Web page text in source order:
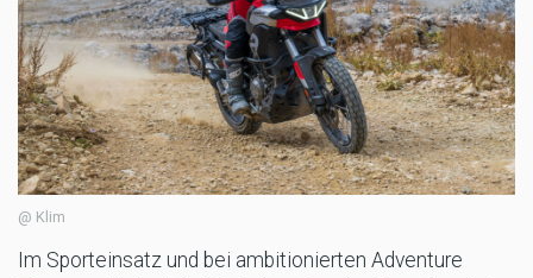
@ Klim
Im Sporteinsatz und bei ambitionierten Adventure